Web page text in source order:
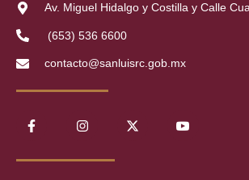
Av. Miguel Hidalgo y Costilla y Calle
(653) 536 6600
contacto@sanluisrc.gob.mx